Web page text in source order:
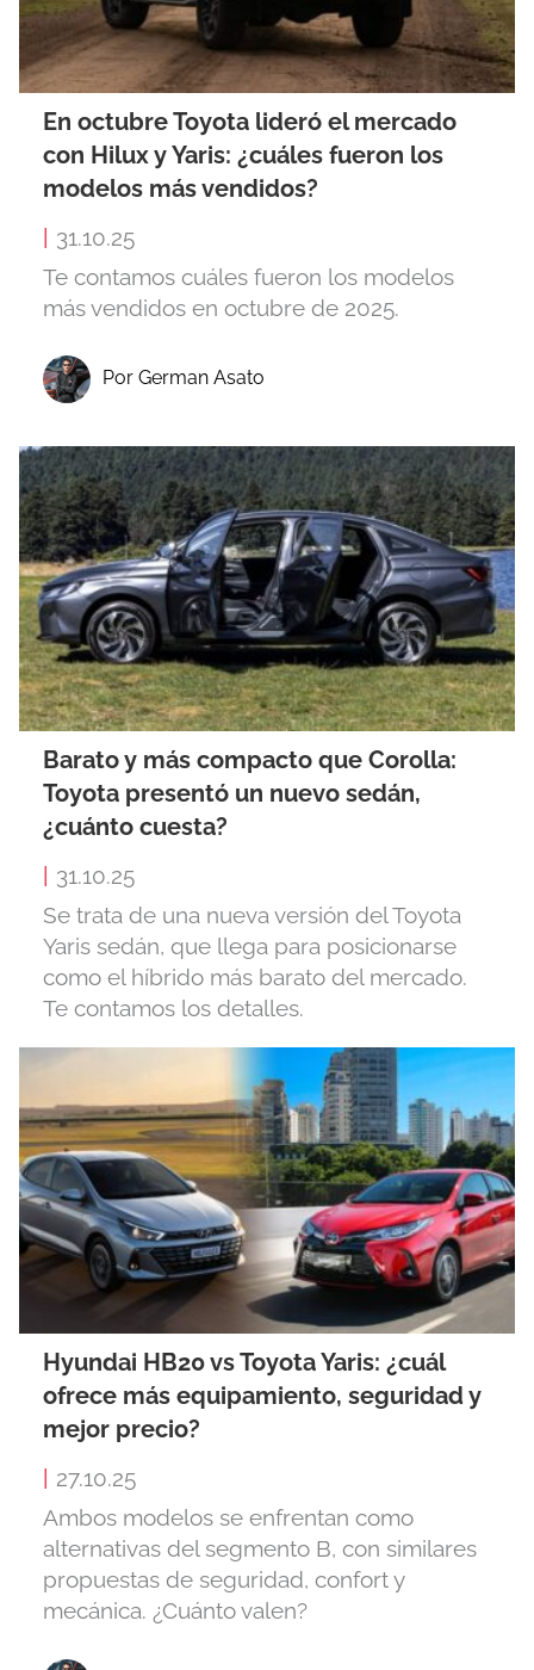
En octubre Toyota lideró el mercado
con Hilux y Yaris: ¿cuáles fueron los
modelos más vendidos?
| 31.10.25
Te contamos cuáles fueron los modelos
más vendidos en octubre de 2025.
Por German Asato
Barato y más compacto que Corolla:
Toyota presentó un nuevo sedán,
¿cuánto cuesta?
31.10.25
Se trata de una nueva versión del Toyota
Yaris sedán, que llega para posicionarse
como el híbrido más barato del mercado.
Te contamos los detalles.
Hyundai HB20 vs Toyota Yaris: ¿cuál
ofrece más equipamiento, seguridad y
mejor precio?
27.10.25
Ambos modelos se enfrentan como
alternativas del segmento B, con similares
propuestas de seguridad, confort y
mecánica. ¿Cuánto valen?